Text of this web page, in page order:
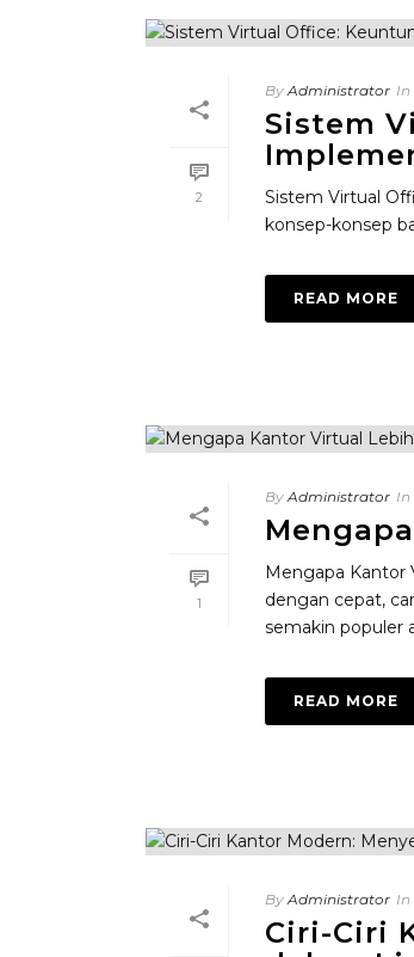
2
By Administrator In
Sistem
Sistem Virtual
konsep-konsep
READ MORE
1
By Administrator In
Mengapa Kantor
dengan cepat,
semakin populer
READ MORE
By Administrator In
Ciri-Ciri